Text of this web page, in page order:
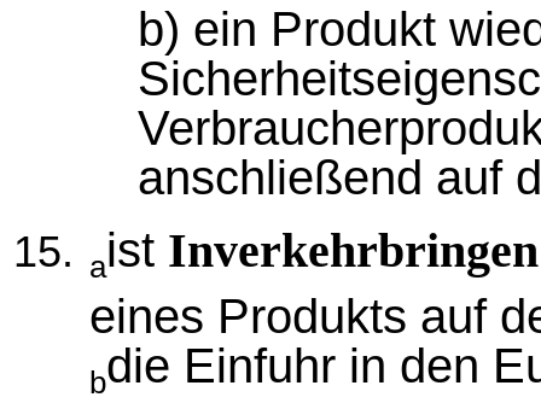
b) ein Produkt
anschließend auf
aist Inverkehrbringen
eines Produkts auf
bdie Einfuhr in den